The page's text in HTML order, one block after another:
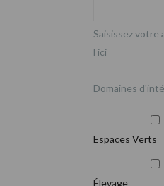
Saisissez votre
l ici
Domaines
Espaces Verts
Élevage